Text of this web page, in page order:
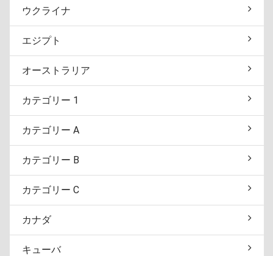
ウクライナ
エジプト
オーストラリア
カテゴリー 1
カテゴリー A
カテゴリー B
カテゴリー C
カナダ
キューバ